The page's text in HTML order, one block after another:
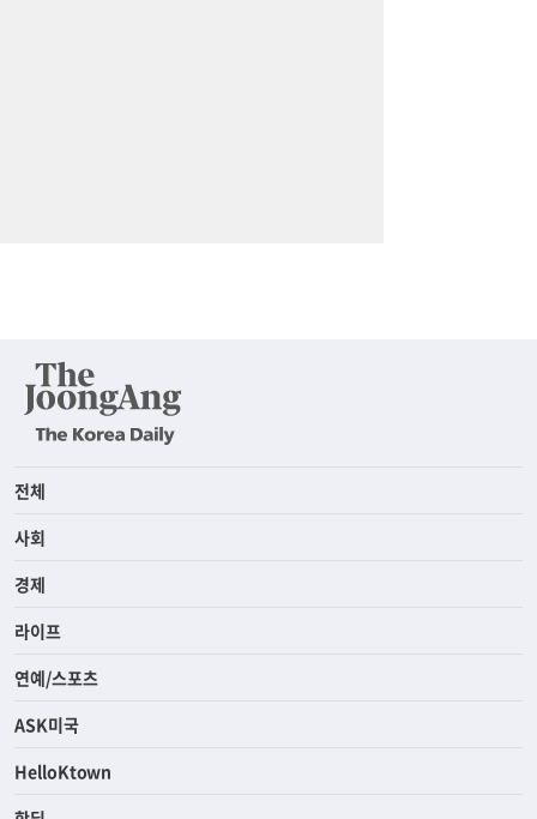
전체
사회
경제
라이프
연예/스포츠
ASK미국
HelloKtown